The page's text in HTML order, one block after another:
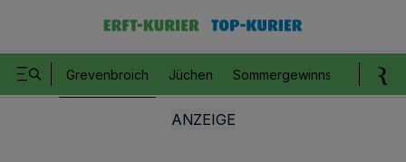
Grevenbroich Jüchen Sommergewinnspiel